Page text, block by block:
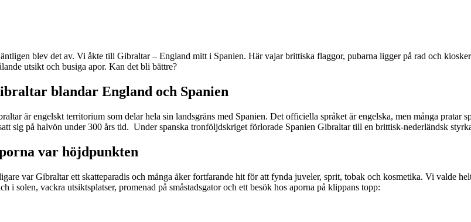
blev det av. Vi åkte till Gibraltar – England mitt i Spanien. Här vajar brittiska flaggor, pubarna ligger på rad och
utsikt och busiga apor. Kan det bli bättre?
blandar England och Spanien
är engelskt territorium som delar hela sin landsgräns med Spanien. Det officiella språket är engelska, men många pratar
sig på halvön under 300 års tid. Under spanska tronföljdskriget förlorade Spanien Gibraltar till en brittisk-nederländsk
var höjdpunkten
var Gibraltar ett skatteparadis och många åker fortfarande hit för att fynda juveler, sprit, tobak och kosmetika. Vi valde
i solen, vackra utsiktsplatser, promenad på småstadsgator och ett besök hos aporna på klippans topp: